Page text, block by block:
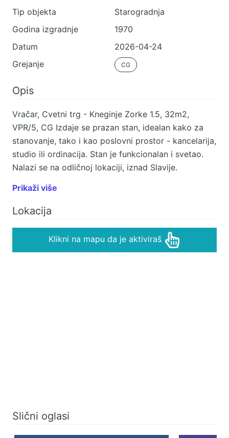
Tip objekta
Starogradnja
Godina izgradnje
1970
Datum
2026-04-24
Grejanje
CG
Opis
Vračar, Cvetni trg - Kneginje Zorke 1.5, 32m2,
VPR/5, CG Izdaje se prazan stan, idealan kako za
stanovanje, tako i kao poslovni prostor - kancelarija,
studio ili ordinacija. Stan je funkcionalan i svetao.
Nalazi se na odličnoj lokaciji, iznad Slavije.
Nedavno je renoviran ine zahteva dodatna ulaganja.
Obavezan depozit! Agencijska provizija u skladu sa
Milosavljević 063/277-855 (licenca br.2658)
Prikaži više
Lokacija
Klikni na mapu da je aktiviraš
Slični oglasi